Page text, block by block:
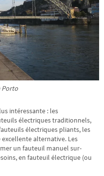
Porto
intéressante : les
électriques traditionnels,
électriques pliants, les
alternative. Les
un fauteuil manuel sur-
en fauteuil électrique (ou